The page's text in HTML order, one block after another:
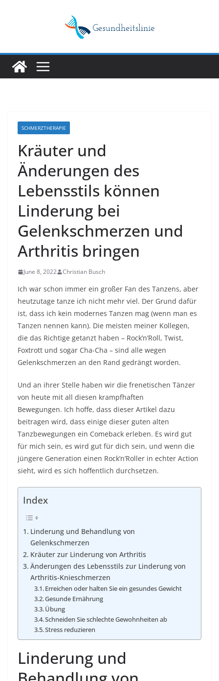
SCHMERZTHERAPIE
Kräuter und
Änderungen des
Lebensstils können
Linderung bei
Gelenkschmerzen und
Arthritis bringen
June 8, 2022 Christian Busch
Ich war schon immer ein großer Fan des Tanzens, aber
heutzutage tanze ich nicht mehr viel. Der Grund dafür
ist, dass ich kein modernes Tanzen mag (wenn man es
Tanzen nennen kann). Die meisten meiner Kollegen,
die das Richtige getanzt haben – Rock’n’Roll, Twist,
Foxtrott und sogar Cha-Cha – sind alle wegen
Gelenkschmerzen an den Rand gedrängt worden.
Und an ihrer Stelle haben wir die frenetischen Tänzer
von heute mit all diesen krampfhaften
Bewegungen. Ich hoffe, dass dieser Artikel dazu
beitragen wird, dass einige dieser guten alten
Tanzbewegungen ein Comeback erleben. Es wird gut
für mich sein, es wird gut für dich sein, und wenn die
jüngere Generation einen Rock’n’Roller in echter Action
sieht, wird es sich hoffentlich durchsetzen.
Index
Linderung und Behandlung von
Gelenkschmerzen
Kräuter zur Linderung von Arthritis
Änderungen des Lebensstils zur Linderung von
Arthritis-Knieschmerzen
Erreichen oder halten Sie ein gesundes Gewicht
Gesunde Ernährung
Übung
Schneiden Sie schlechte Gewohnheiten ab
Stress reduzieren
Linderung und